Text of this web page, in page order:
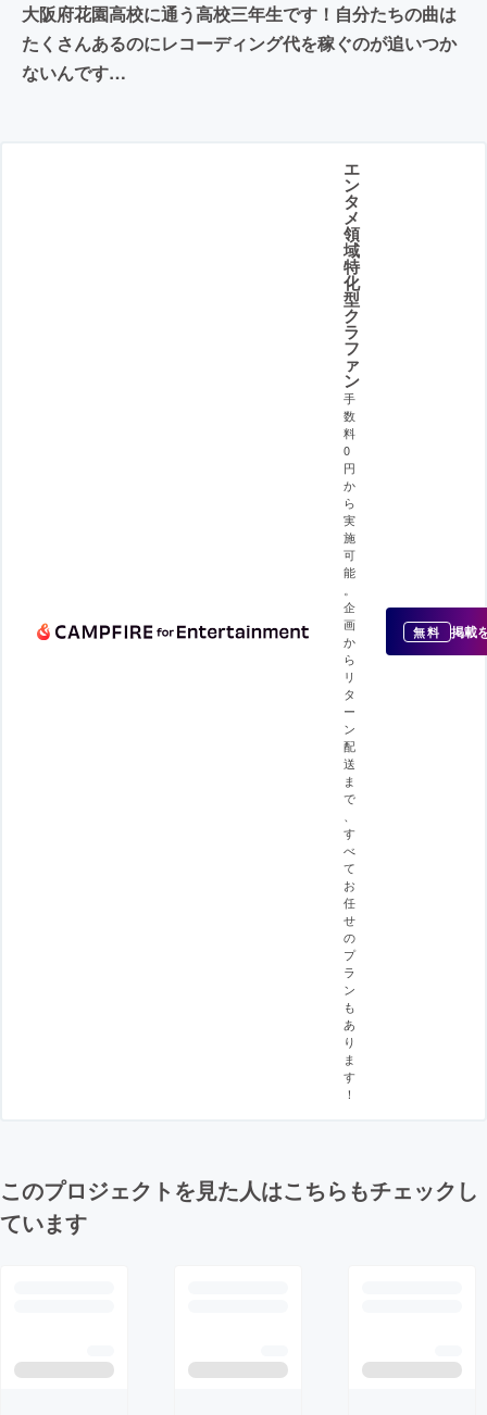
大阪府花園高校に通う高校三年生です！自分たちの曲は
たくさんあるのにレコーディング代を稼ぐのが追いつか
ないんです…
エ
ン
タ
メ
領
域
特
化
型
ク
ラ
フ
ァ
ン
手
数
料
0
円
か
ら
実
施
可
能
企
画
か
ら
リ
タ
ー
ン
配
送
ま
で
す
べ
て
お
任
せ
の
プ
ラ
ン
も
あ
り
ま
す
！
無料 掲載
このプロジェクトを見た人はこちらもチェックし
ています